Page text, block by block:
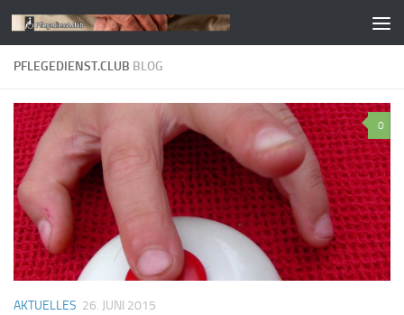
Zum Inhalt springen
PFLEGEDIENST.CLUB BLOG
0
AKTUELLES 26. JUNI 2015